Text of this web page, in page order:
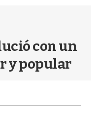
e
con un
y popular